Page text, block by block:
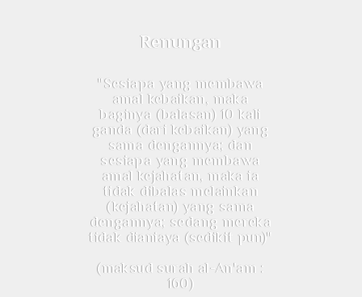
Renungan
"Sesiapa yang membawa
amal kebaikan, maka
baginya (balasan) 10 kali
ganda (dari kebaikan) yang
sama dengannya; dan
sesiapa yang membawa
amal kejahatan, maka ia
tidak dibalas melainkan
(kejahatan) yang sama
dengannya; sedang mereka
tidak dianiaya (sedikit pun)"
(maksud surah al-An'am :
160)